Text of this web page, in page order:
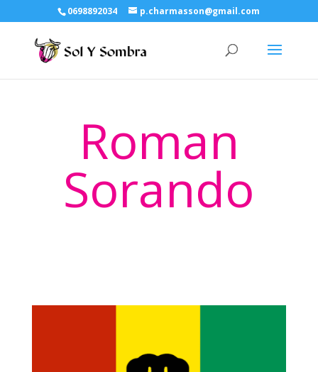
0698892034 p.charmasson@gmail.com
Roman
Sorando